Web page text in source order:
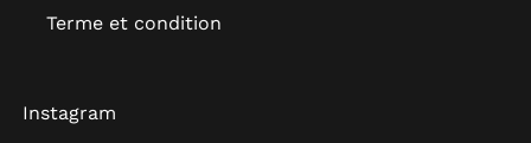
Terme et condition
Instagram